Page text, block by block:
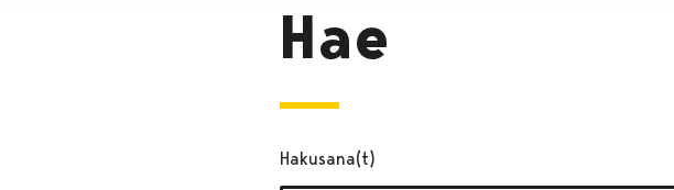
Hae
Hakusana(t)